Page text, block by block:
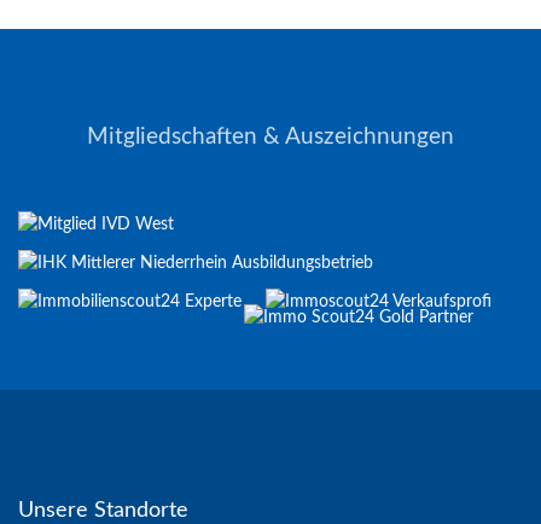
Mitgliedschaften & Auszeichnungen
Unsere Standorte